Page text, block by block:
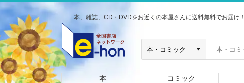
本、雑誌、CD・DVDをお近くの本屋さんに送料無料でお届け！
本 コミック